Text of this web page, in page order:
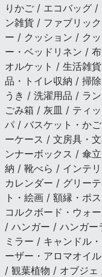
りかご / エコバッグ
ン雑貨 / ファブリッ
ー / クッション / ク
ー・ベッドリネン /
オルケット / 生活雑
品・トイレ収納 / 掃
うき / 洗濯用品 / ラ
ごみ箱 / 灰皿 / ティ
パ / バスケット・か
ーケース / 文房具・
ンナーボックス / 傘
納 / 靴べら / インテ
カレンダー / グリー
ト・絵画 / 額縁・ポ
コルクボード・ウォ
/ ハンガー / ハンガ
ミラー / キャンドル
ーザー・アロマオイ
/ 観葉植物 / オブジェ